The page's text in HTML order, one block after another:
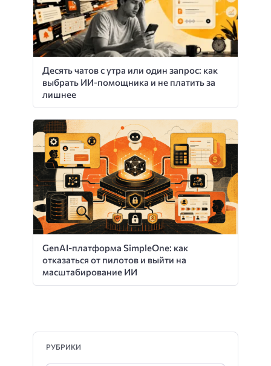
Десять чатов с утра или один запрос: как
выбрать ИИ-помощника и не платить за
лишнее
GenAI-платформа SimpleOne: как
отказаться от пилотов и выйти на
масштабирование ИИ
РУБРИКИ